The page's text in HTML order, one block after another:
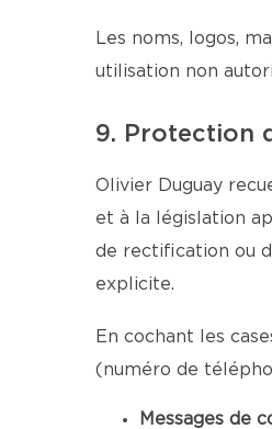
Les noms, logos,
utilisation non
9. Protection
Olivier Duguay
et à la législation
de rectification ou
explicite.
En cochant les
(numéro de
Messages de